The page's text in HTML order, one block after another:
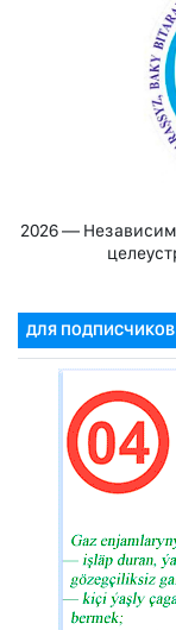
2026 —
ДЛЯ ПОДПИСЧИКОВ